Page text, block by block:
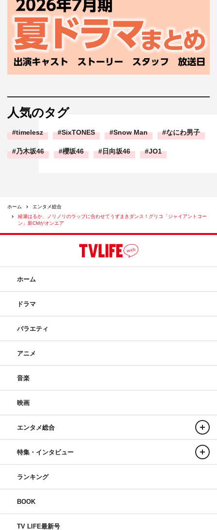
い。
特設キャンペーンサイトURL：https://cp.glico.com/giant-
2023spr/
人気のタグ
timelesz SixTONES Snow Man なにわ男子
乃木坂46 櫻坂46 日向坂46 JO1
ホーム
エンタメ総合
綾瀬はるか、ノリノリのラップに合わせてうずまきダンス！グリコ「ジャイアントコー
ン」新CMがオンエア
ホーム
ドラマ
バラエティ
アニメ
音楽
映画
エンタメ総合
特集・インタビュー
ランキング
BOOK
TV LIFE最新号